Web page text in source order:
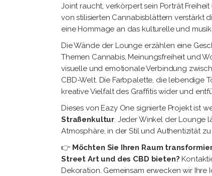
Joint raucht, verkörpert sein Porträt
von stilisierten Cannabisblättern verstärkt
eine Hommage an das kulturelle und
Die Wände der Lounge erzählen eine
Themen Cannabis, Meinungsfreiheit und
visuelle und emotionale Verbindung
CBD-Welt. Die Farbpalette, die lebendige
kreative Vielfalt des Graffitis wider und
Dieses von Eazy One signierte Projekt ist
Straßenkultur. Jeder Winkel der Lounge
Atmosphäre, in der Stil und Authentizität
👉 Möchten Sie Ihren Raum
Street Art und des CBD bieten?
Dekoration. Gemeinsam erwecken wir